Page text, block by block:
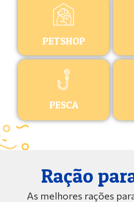
PETSHOP
PESCA
Ração
As melhores rações